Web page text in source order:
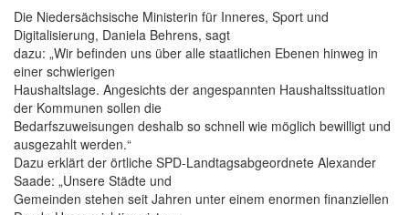
Die Niedersächsische Ministerin für Inneres, Sport und
Digitalisierung, Daniela Behrens, sagt
dazu: „Wir befinden uns über alle staatlichen Ebenen hinweg in
einer schwierigen
Haushaltslage. Angesichts der angespannten Haushaltssituation
der Kommunen sollen die
Bedarfszuweisungen deshalb so schnell wie möglich bewilligt und
ausgezahlt werden.“
Dazu erklärt der örtliche SPD-Landtagsabgeordnete Alexander
Saade: „Unsere Städte und
Gemeinden stehen seit Jahren unter einem enormen finanziellen